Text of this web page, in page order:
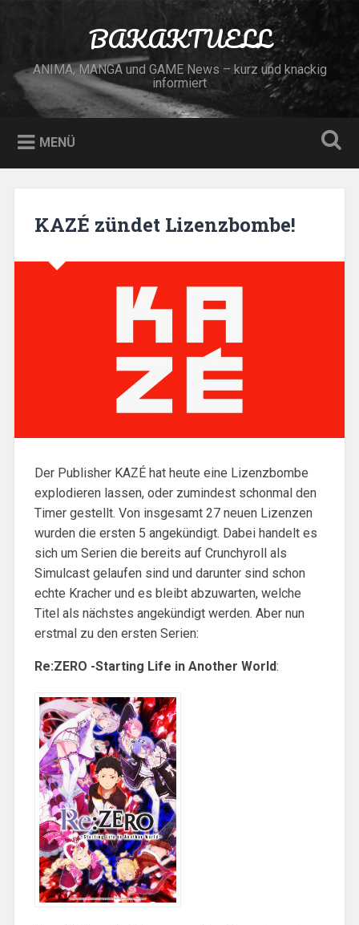
BAKAKTUELL
ANIMA, MANGA und GAME News – kurz und knackig
informiert
MENÜ
KAZÉ zündet Lizenzbombe!
Der Publisher KAZÉ hat heute eine Lizenzbombe
explodieren lassen, oder zumindest schonmal den
Timer gestellt. Von insgesamt 27 neuen Lizenzen
wurden die ersten 5 angekündigt. Dabei handelt es
sich um Serien die bereits auf Crunchyroll als
Simulcast gelaufen sind und darunter sind schon
echte Kracher und es bleibt abzuwarten, welche
Titel als nächstes angekündigt werden. Aber nun
erstmal zu den ersten Serien:
Re:ZERO -Starting Life in Another World: